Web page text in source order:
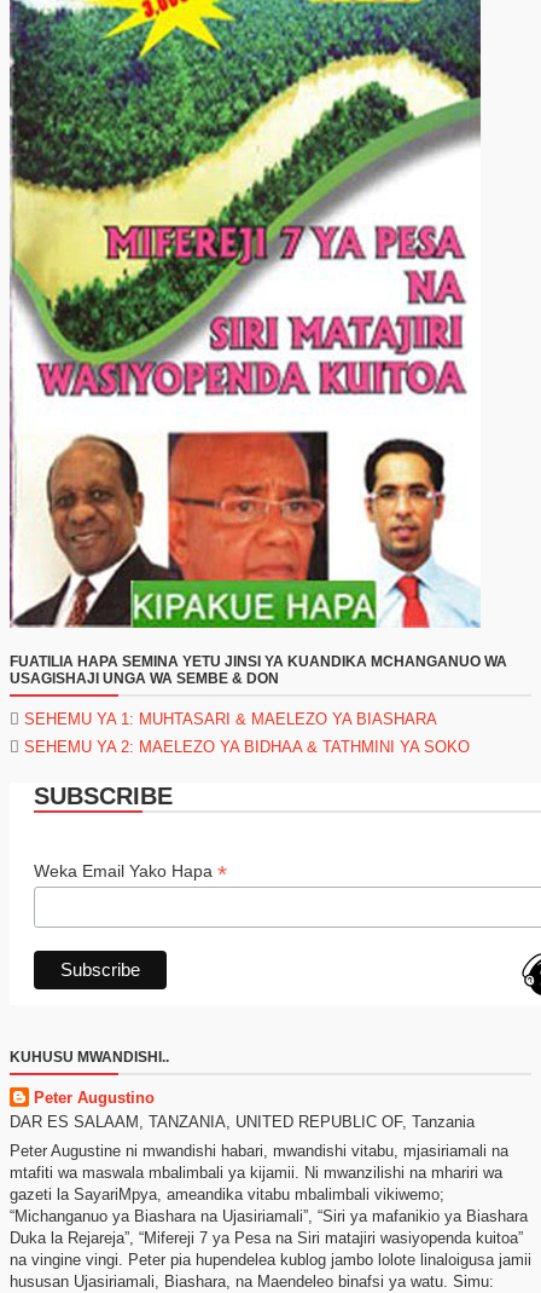
FUATILIA HAPA SEMINA YETU JINSI YA KUANDIKA MCHANGANUO WA
USAGISHAJI UNGA WA SEMBE & DON
SEHEMU YA 1: MUHTASARI & MAELEZO YA BIASHARA
SEHEMU YA 2: MAELEZO YA BIDHAA & TATHMINI YA SOKO
SUBSCRIBE
Weka Email Yako Hapa *
KUHUSU MWANDISHI..
Peter Augustino
DAR ES SALAAM, TANZANIA, UNITED REPUBLIC OF, Tanzania
Peter Augustine ni mwandishi habari, mwandishi vitabu, mjasiriamali na
mtafiti wa maswala mbalimbali ya kijamii. Ni mwanzilishi na mhariri wa
gazeti la SayariMpya, ameandika vitabu mbalimbali vikiwemo;
“Michanganuo ya Biashara na Ujasiriamali”, “Siri ya mafanikio ya Biashara
Duka la Rejareja”, “Mifereji 7 ya Pesa na Siri matajiri wasiyopenda kuitoa”
na vingine vingi. Peter pia hupendelea kublog jambo lolote linaloigusa jamii
hususan Ujasiriamali, Biashara, na Maendeleo binafsi ya watu. Simu: